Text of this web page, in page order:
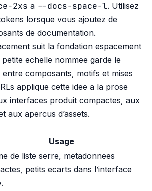
2xs a --docs-space-l. Utilisez
lorsque vous ajoutez de
de documentation.
suit la fondation espacement
petite echelle nommee garde le
composants, motifs et mises
applique cette idee a la prose
interfaces produit compactes, aux
aux apercus d’assets.
Usage
de liste serre, metadonnees
petits ecarts dans l’interface